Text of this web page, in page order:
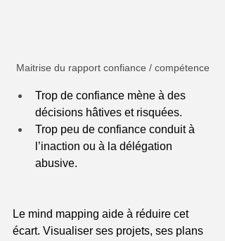
Maitrise du rapport confiance / compétence
Trop de confiance mène à des
décisions hâtives et risquées.
Trop peu de confiance conduit à
l’inaction ou à la délégation
abusive.
Le mind mapping aide à réduire cet
écart. Visualiser ses projets, ses plans